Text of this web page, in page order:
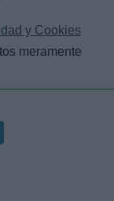
y Cookies
meramente